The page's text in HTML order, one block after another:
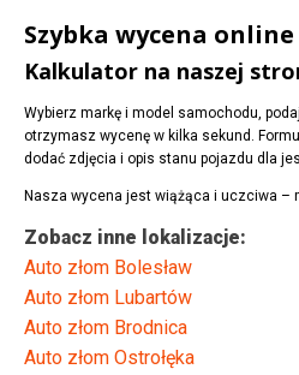
Szybka wycena
Kalkulator na naszej
Wybierz markę i model samochodu,
otrzymasz wycenę w kilka sekund.
dodać zdjęcia i opis stanu pojazdu dla
Nasza wycena jest wiążąca i uczciwa –
Zobacz inne lokalizacje:
Auto złom Bolesław
Auto złom Lubartów
Auto złom Brodnica
Auto złom Ostrołęka